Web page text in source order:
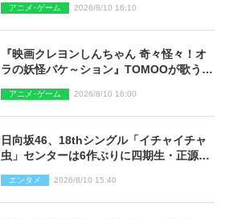
アニメ･ゲーム 2026/8/10 16:10
『映画クレヨンしんちゃん 奇々怪々！オ
ラの妖怪バケ～ション』TOMOOが歌う主
アニメ･ゲーム 2026/8/10 16:00
日向坂46、18thシングル「イチャイチャ
虫」センターは6作ぶりに四期生・正源司
エンタメ 2026/8/10 15:40